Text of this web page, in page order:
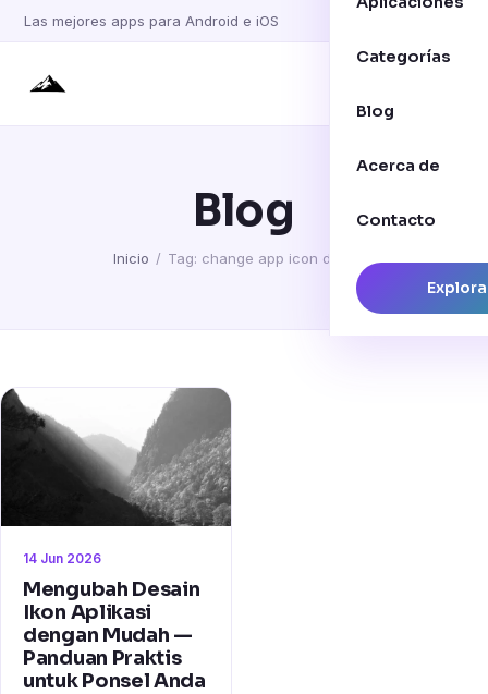
Las mejores apps para Android e iOS
Categorías
Blog
Acerca de
Contacto
Blog
Inicio / Tag: change app icon designs
14 Jun 2026
Mengubah Desain
Ikon Aplikasi
dengan Mudah —
Panduan Praktis
untuk Ponsel Anda